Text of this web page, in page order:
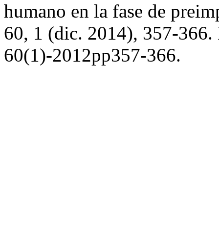
humano en la fase de
60, 1 (dic. 2014), 357-
60(1)-2012pp357-366.